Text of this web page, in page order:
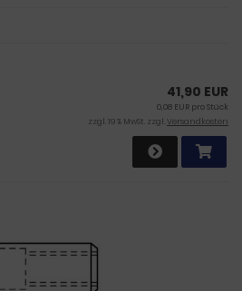
41,90 EUR
0,08 EUR pro Stück
zzgl. 19 % MwSt. zzgl.Versandkosten